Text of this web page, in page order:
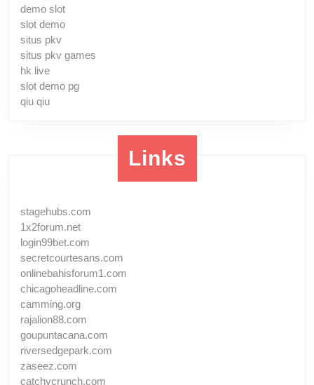
demo slot
slot demo
situs pkv
situs pkv games
hk live
slot demo pg
qiu qiu
Links
stagehubs.com
1x2forum.net
login99bet.com
secretcourtesans.com
onlinebahisforum1.com
chicagoheadline.com
camming.org
rajalion88.com
goupuntacana.com
riversedgepark.com
zaseez.com
catchycrunch.com